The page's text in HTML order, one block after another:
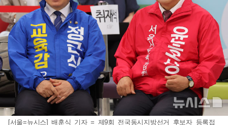
[서울=뉴시스] 배훈식 기자 = 제9회 전국동시지방선거 후보자 등록접